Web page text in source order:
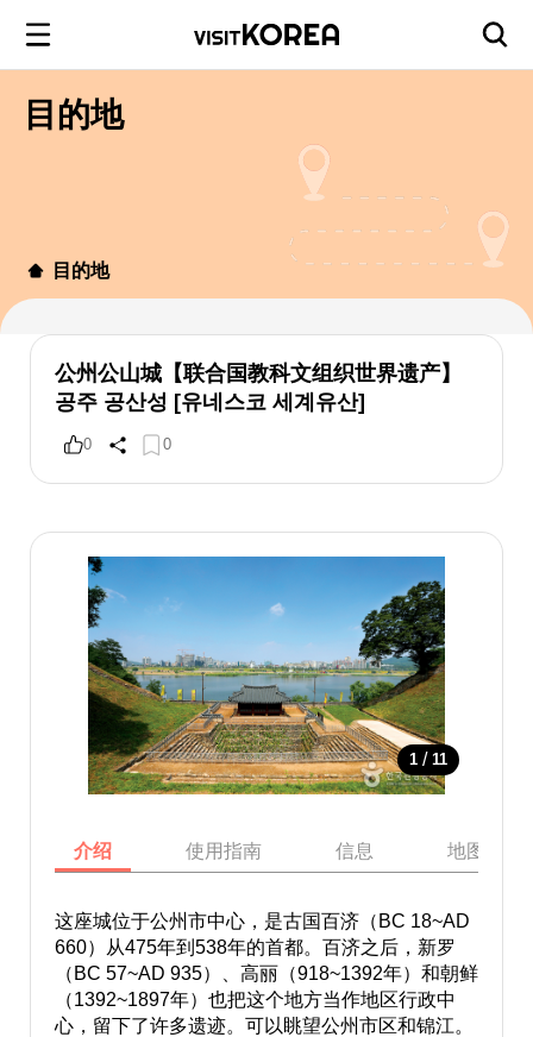
目的地
目的地
公州公山城【联合国教科文组织世界遗产】
공주 공산성 [유네스코 세계유산]
0 0
1 / 11
介绍 使用指南 信息 地图
这座城位于公州市中心，是古国百济（BC 18~AD
660）从475年到538年的首都。百济之后，新罗
（BC 57~AD 935）、高丽（918~1392年）和朝鲜
（1392~1897年）也把这个地方当作地区行政中
心，留下了许多遗迹。可以眺望公州市区和锦江。